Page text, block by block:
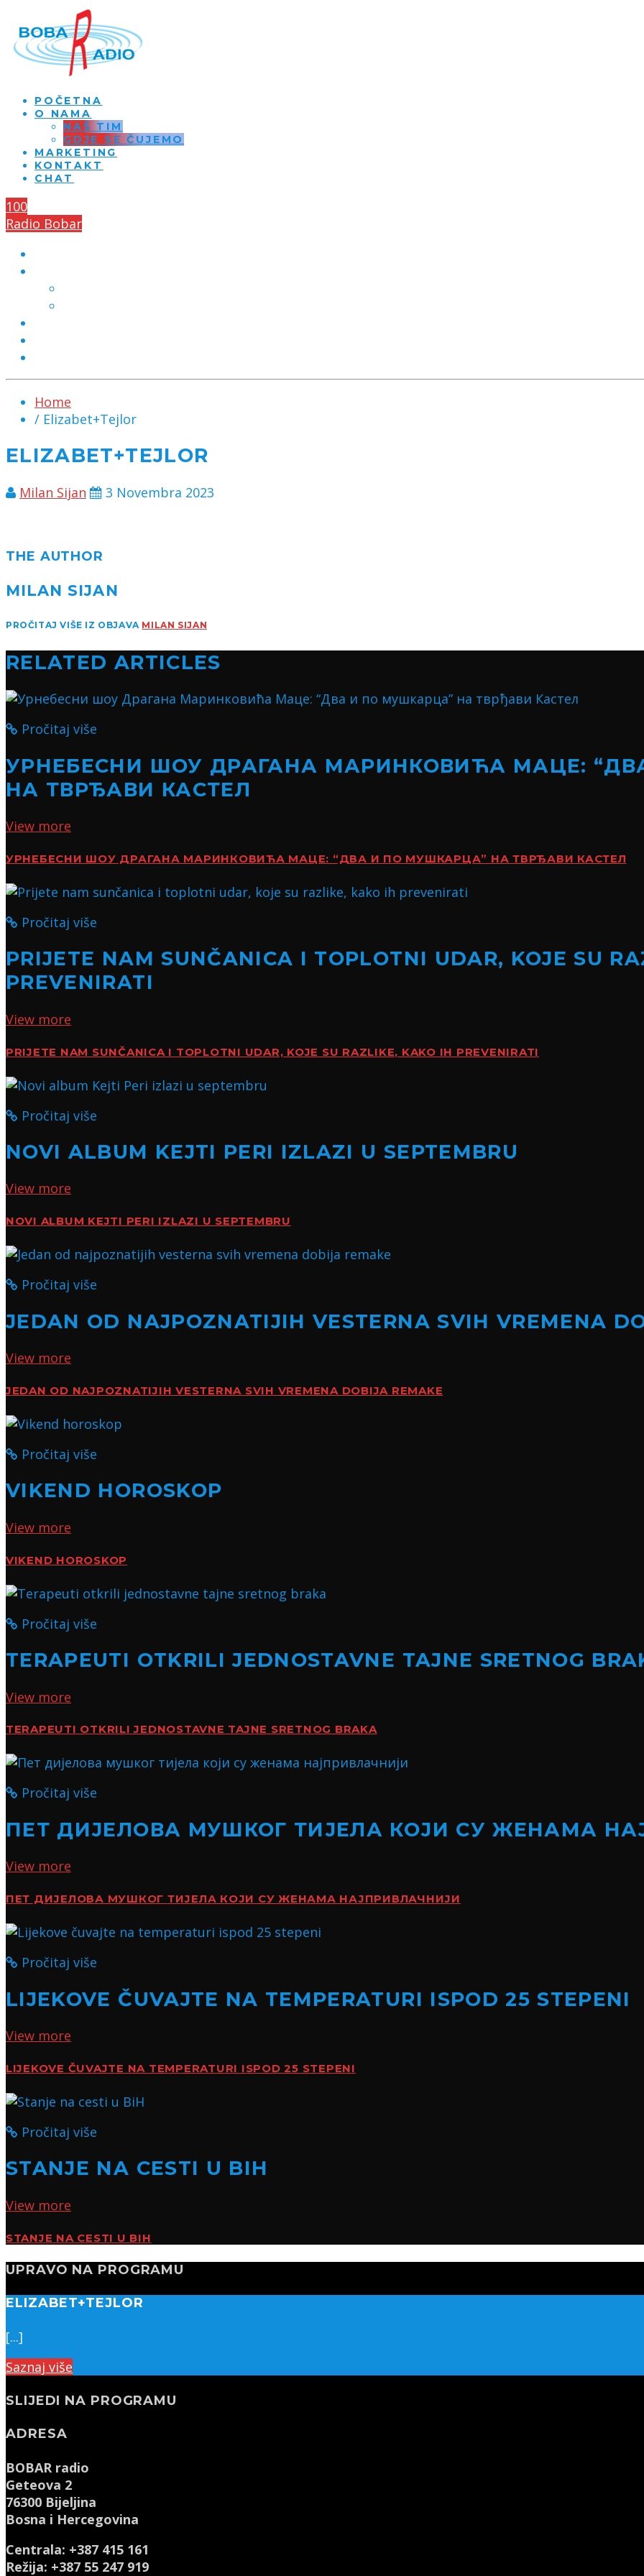
POČETNA
O NAMA
NAŠ TIM
GDJE SE ČUJEMO
MARKETING
KONTAKT
CHAT
100
Radio Bobar
Home
/ Elizabet+Tejlor
ELIZABET+TEJLOR
Milan Sijan 3 Novembra 2023
THE AUTHOR
MILAN SIJAN
PROČITAJ VIŠE IZ OBJAVA MILAN SIJAN
RELATED ARTICLES
Pročitaj više
УРНЕБЕСНИ ШОУ ДРАГАНА МАРИНКОВИЋА МАЦЕ:
НА ТВРЂАВИ КАСТЕЛ
View more
УРНЕБЕСНИ ШОУ ДРАГАНА МАРИНКОВИЋА МАЦЕ: “ДВА И ПО МУШКАРЦА” НА ТВРЂАВИ КАСТЕЛ
Pročitaj više
PRIJETE NAM SUNČANICA I TOPLOTNI UDAR, KOJE SU
PREVENIRATI
View more
PRIJETE NAM SUNČANICA I TOPLOTNI UDAR, KOJE SU RAZLIKE, KAKO IH PREVENIRATI
Pročitaj više
NOVI ALBUM KEJTI PERI IZLAZI U SEPTEMBRU
View more
NOVI ALBUM KEJTI PERI IZLAZI U SEPTEMBRU
Pročitaj više
JEDAN OD NAJPOZNATIJIH VESTERNA SVIH VREMENA
View more
JEDAN OD NAJPOZNATIJIH VESTERNA SVIH VREMENA DOBIJA REMAKE
Pročitaj više
VIKEND HOROSKOP
View more
VIKEND HOROSKOP
Pročitaj više
TERAPEUTI OTKRILI JEDNOSTAVNE TAJNE SRETNOG
View more
TERAPEUTI OTKRILI JEDNOSTAVNE TAJNE SRETNOG BRAKA
Pročitaj više
ПЕТ ДИЈЕЛОВА МУШКОГ ТИЈЕЛА КОЈИ СУ ЖЕНАМА
View more
ПЕТ ДИЈЕЛОВА МУШКОГ ТИЈЕЛА КОЈИ СУ ЖЕНАМА НАЈПРИВЛАЧНИЈИ
Pročitaj više
LIJEKOVE ČUVAJTE NA TEMPERATURI ISPOD 25 STEPENI
View more
LIJEKOVE ČUVAJTE NA TEMPERATURI ISPOD 25 STEPENI
Pročitaj više
STANJE NA CESTI U BIH
View more
STANJE NA CESTI U BIH
UPRAVO NA PROGRAMU
ELIZABET+TEJLOR
[...]
Saznaj više
SLIJEDI NA PROGRAMU
ADRESA
BOBAR radio
Geteova 2
76300 Bijeljina
Bosna i Hercegovina
Centrala: +387 415 161
Režija: +387 55 247 919